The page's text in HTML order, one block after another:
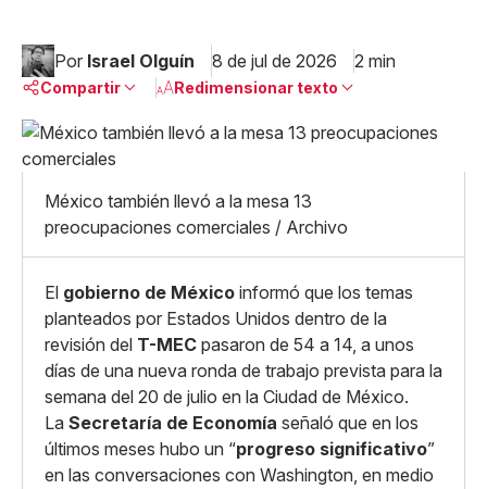
Por Israel Olguín 8 de jul de 2026 2 min
Compartir
Linkedin
X
Whatsapp
Copiar enlace
Redimensionar texto
Grande
México también llevó a la mesa 13
preocupaciones comerciales / Archivo
El gobierno de México informó que los temas
planteados por Estados Unidos dentro de la
revisión del T-MEC pasaron de 54 a 14, a unos
días de una nueva ronda de trabajo prevista para la
semana del 20 de julio en la Ciudad de México.
La Secretaría de Economía señaló que en los
últimos meses hubo un “progreso significativo”
en las conversaciones con Washington, en medio